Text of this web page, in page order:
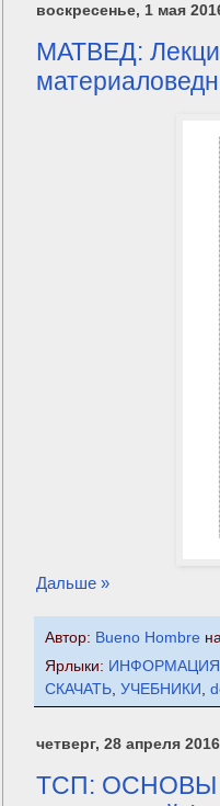
воскресенье, 1 мая
МАТВЕД:
Дальше »
Автор: Bueno Hombre
Ярлыки: ИНФОРМАЦИЯ
СКАЧАТЬ, УЧЕБНИКИ ,
четверг, 28 апреля 2016
ТСП: ОСНОВЫ